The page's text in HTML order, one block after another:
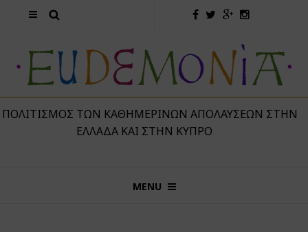
ΤΩΝ ΚΑΘΗΜΕΡΙΝΏΝ ΑΠΟΛΑΎΣΕΩΝ ΣΤΗΝ
ΕΛΛΆΔΑ ΚΑΙ ΣΤΗΝ ΚΎΠΡΟ
MENU